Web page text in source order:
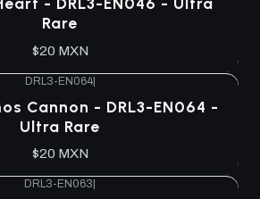
Rare
$20 MXN
DRL3-EN064|
Cannon - DRL3-EN064 -
Ultra Rare
$20 MXN
DRL3-EN063